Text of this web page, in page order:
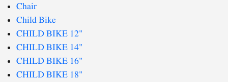
Chair
Child Bike
CHILD BIKE 12"
CHILD BIKE 14"
CHILD BIKE 16"
CHILD BIKE 18"